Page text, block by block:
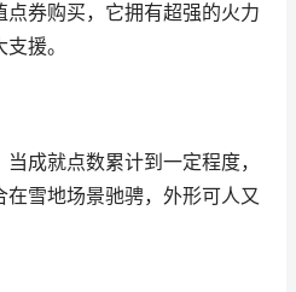
券购买，它拥有超强的火力
援。
成就点数累计到一定程度，
雪地场景驰骋，外形可人又